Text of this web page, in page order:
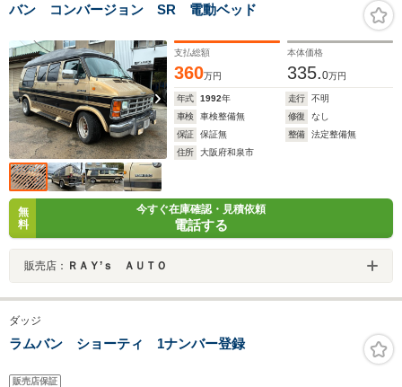
バン コンバージョン SR 電動ベッド
支払総額
360万円
本体価格
335.0万円
年式 1992年 走行
不明
車検
車検整備無 修復
なし
保証
保証無 整備
法定整備無
住所
大阪府和泉市
無
料
今すぐ在庫確認・見積依頼
電話する
販売店： ＲＡＹ’ｓ ＡＵＴＯ
ダッジ
ラムバン ショーティ 1ナンバー登録
販売店保証